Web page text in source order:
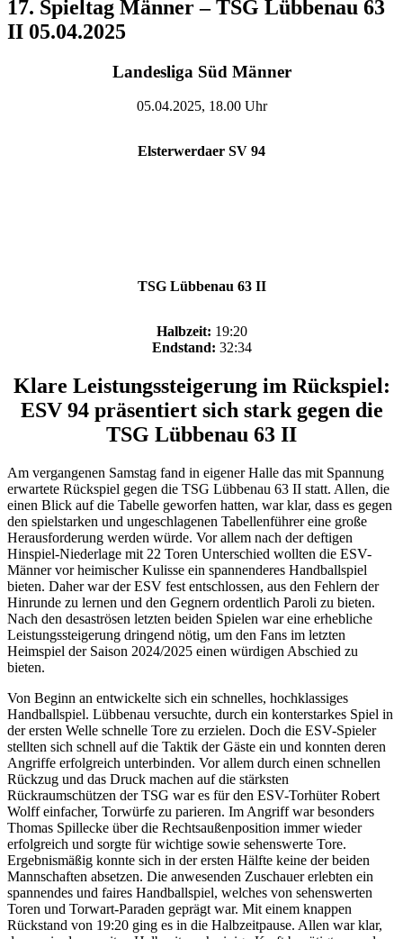
17. Spieltag Männer – TSG Lübbenau 63
II 05.04.2025
Landesliga Süd Männer
05.04.2025, 18.00 Uhr
Elsterwerdaer SV 94
TSG Lübbenau 63 II
Halbzeit: 19:20
Endstand: 32:34
Klare Leistungssteigerung im Rückspiel:
ESV 94 präsentiert sich stark gegen die
TSG Lübbenau 63 II
Am vergangenen Samstag fand in eigener Halle das mit Spannung
erwartete Rückspiel gegen die TSG Lübbenau 63 II statt. Allen, die
einen Blick auf die Tabelle geworfen hatten, war klar, dass es gegen
den spielstarken und ungeschlagenen Tabellenführer eine große
Herausforderung werden würde. Vor allem nach der deftigen
Hinspiel-Niederlage mit 22 Toren Unterschied wollten die ESV-
Männer vor heimischer Kulisse ein spannenderes Handballspiel
bieten. Daher war der ESV fest entschlossen, aus den Fehlern der
Hinrunde zu lernen und den Gegnern ordentlich Paroli zu bieten.
Nach den desaströsen letzten beiden Spielen war eine erhebliche
Leistungssteigerung dringend nötig, um den Fans im letzten
Heimspiel der Saison 2024/2025 einen würdigen Abschied zu
bieten.
Von Beginn an entwickelte sich ein schnelles, hochklassiges
Handballspiel. Lübbenau versuchte, durch ein konterstarkes Spiel in
der ersten Welle schnelle Tore zu erzielen. Doch die ESV-Spieler
stellten sich schnell auf die Taktik der Gäste ein und konnten deren
Angriffe erfolgreich unterbinden. Vor allem durch einen schnellen
Rückzug und das Druck machen auf die stärksten
Rückraumschützen der TSG war es für den ESV-Torhüter Robert
Wolff einfacher, Torwürfe zu parieren. Im Angriff war besonders
Thomas Spillecke über die Rechtsaußenposition immer wieder
erfolgreich und sorgte für wichtige sowie sehenswerte Tore.
Ergebnismäßig konnte sich in der ersten Hälfte keine der beiden
Mannschaften absetzen. Die anwesenden Zuschauer erlebten ein
spannendes und faires Handballspiel, welches von sehenswerten
Toren und Torwart-Paraden geprägt war. Mit einem knappen
Rückstand von 19:20 ging es in die Halbzeitpause. Allen war klar,